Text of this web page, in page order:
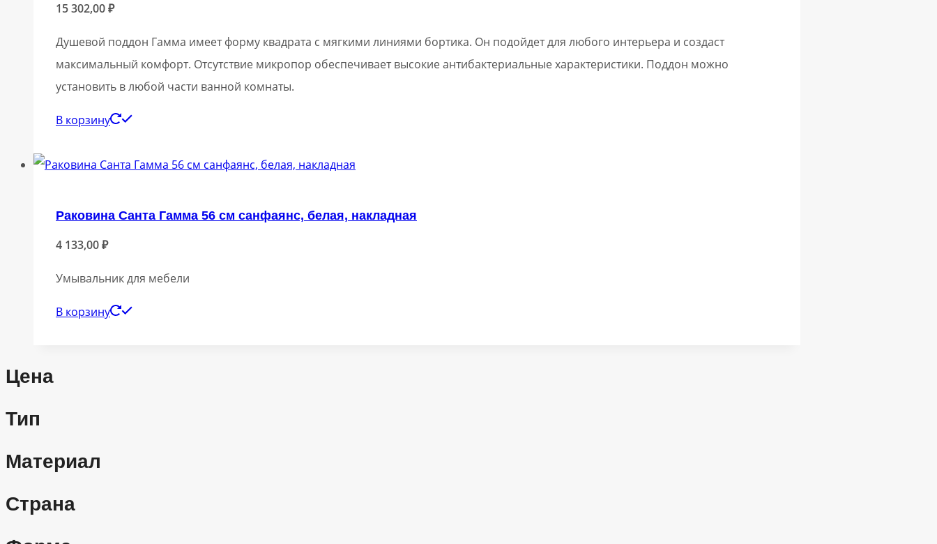
15 302,00₽
Душевой поддон Гамма имеет форму квадрата с мягкими линиями бортика. Он подойдет для любого интерьера и создаст
максимальный комфорт. Отсутствие микропор обеспечивает высокие антибактериальные характеристики. Поддон можно
установить в любой части ванной комнаты.
В корзину
Раковина Санта Гамма 56 см санфаянс, белая, накладная
4 133,00₽
Умывальник для мебели
В корзину
Цена
Тип
Материал
Страна